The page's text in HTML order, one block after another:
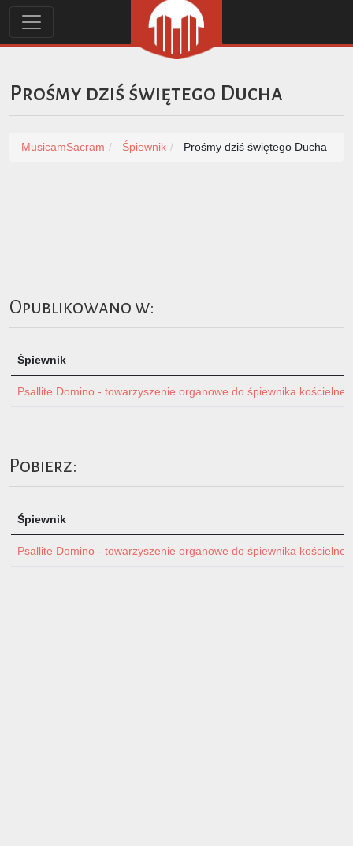
Prośmy dziś świętego Ducha
MusicamSacram Śpiewnik Prośmy dziś świętego Ducha
Opublikowano w:
Śpiewnik
Psallite Domino - towarzyszenie organowe do śpiewnika
Pobierz:
Śpiewnik
Psallite Domino - towarzyszenie organowe do śpiewnika